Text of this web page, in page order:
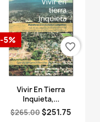
Vista rápida
Vivir En Tierra
Inquieta,...
$265.00 $251.75
-5%
favorite_border